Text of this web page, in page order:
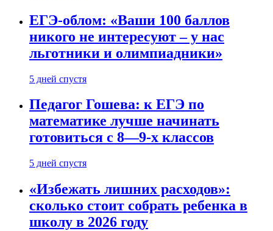
ЕГЭ-облом: «Ваши 100 баллов
никого не интересуют – у нас
льготники и олимпиадники»
5 дней спустя
Педагог Гошева: к ЕГЭ по
математике лучше начинать
готовиться с 8—9-х классов
5 дней спустя
«Избежать лишних расходов»:
сколько стоит собрать ребенка в
школу в 2026 году